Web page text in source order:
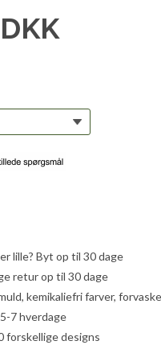
DKK
lille? Byt op til 30 dage
retur op til 30 dage
kemikaliefri farver,
7 hverdage
forskellige designs